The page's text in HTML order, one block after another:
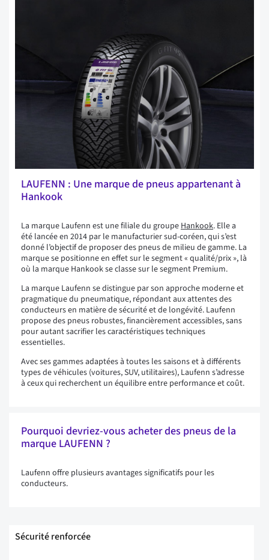
LAUFENN : Une marque de pneus appartenant à
Hankook
La marque Laufenn est une filiale du groupeHankook. Elle a
été lancée en 2014 par le manufacturier sud-coréen, qui s’est
donné l’objectif de proposer des pneus de milieu de gamme. La
marque se positionne en effet sur le segment « qualité/prix », là
où la marque Hankook se classe sur le segment Premium.
La marque Laufenn se distingue par son approche moderne et
pragmatique du pneumatique, répondant aux attentes des
conducteurs en matière de sécurité et de longévité. Laufenn
propose des pneus robustes, financièrement accessibles, sans
pour autant sacrifier les caractéristiques techniques
essentielles.
Avec ses gammes adaptées à toutes les saisons et à différents
types de véhicules (voitures, SUV, utilitaires), Laufenn s’adresse
à ceux qui recherchent un équilibre entre performance et coût.
Pourquoi devriez-vous acheter des pneus de la
marque LAUFENN ?
Laufenn offre plusieurs avantages significatifs pour les
conducteurs.
Sécurité renforcée